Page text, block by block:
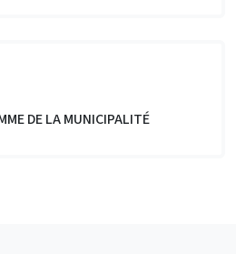
DE LA MUNICIPALITÉ